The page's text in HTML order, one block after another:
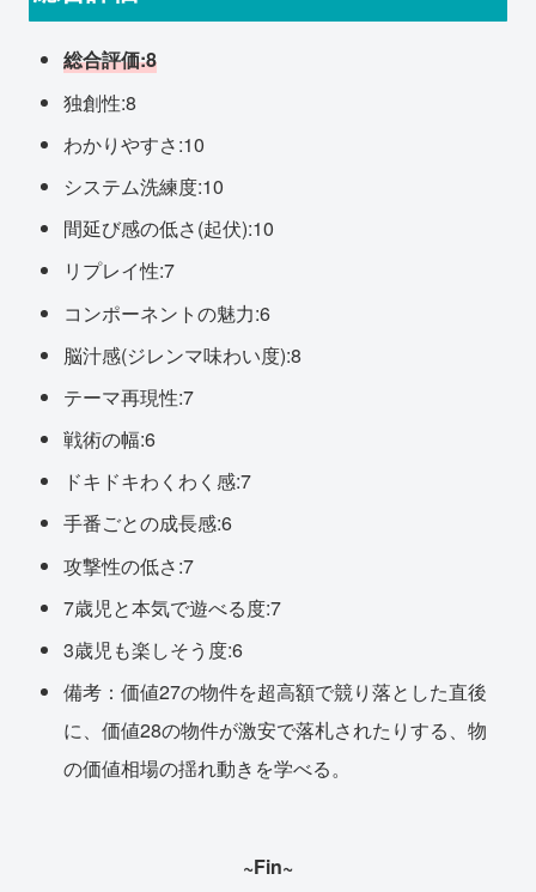
総合評価:8
独創性:8
わかりやすさ:10
システム洗練度:10
間延び感の低さ(起伏):10
リプレイ性:7
コンポーネントの魅力:6
脳汁感(ジレンマ味わい度):8
テーマ再現性:7
戦術の幅:6
ドキドキわくわく感:7
手番ごとの成長感:6
攻撃性の低さ:7
7歳児と本気で遊べる度:7
3歳児も楽しそう度:6
備考：価値27の物件を超高額で競り落とした直後
に、価値28の物件が激安で落札されたりする、物
の価値相場の揺れ動きを学べる。
~Fin~